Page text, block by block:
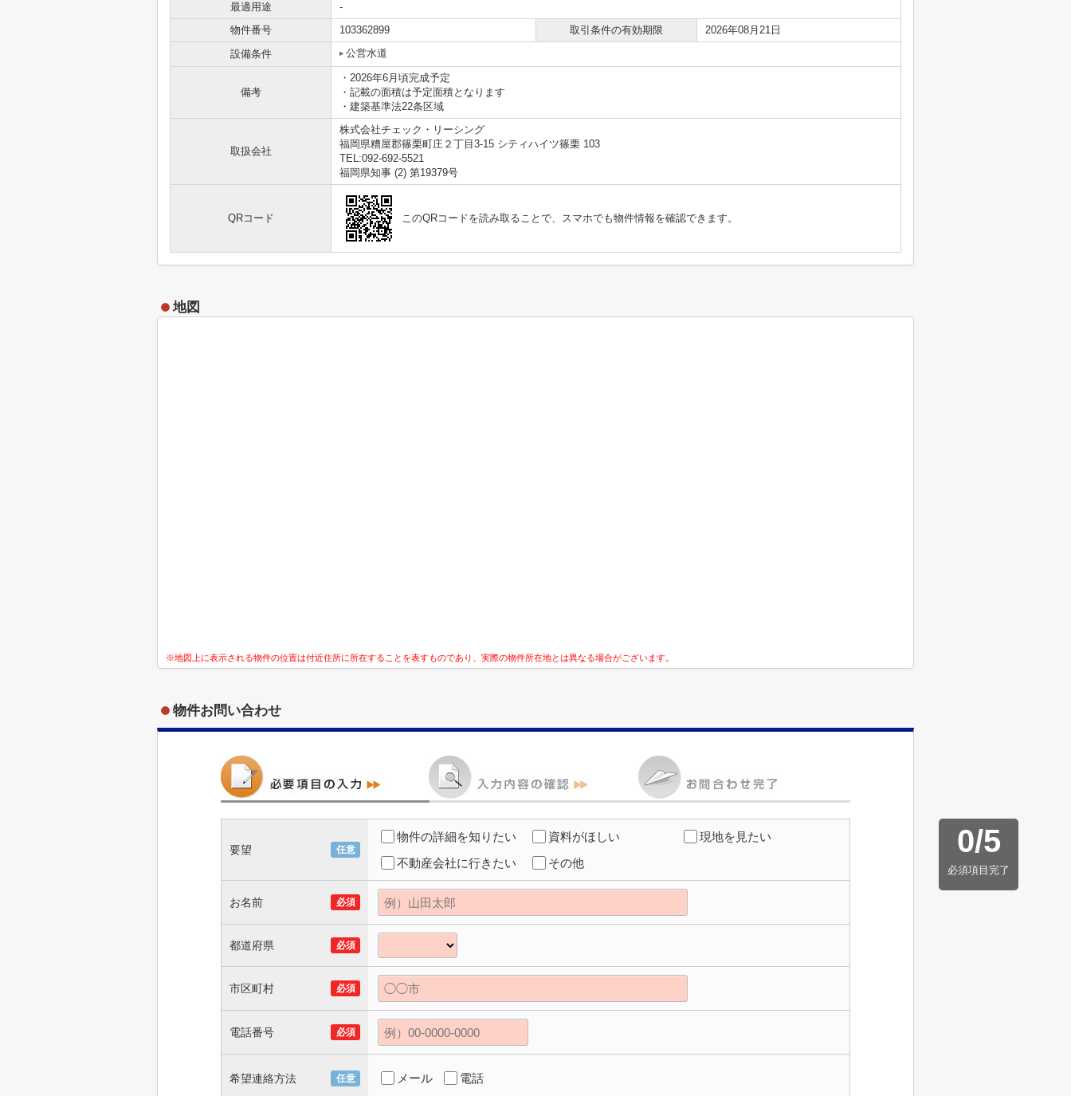
最適用途
-
物件番号
103362899 取引条件の有効期限
2026年08月21日
設備条件
公営水道
備考
・2026年6月頃完成予定
・記載の面積は予定面積となります
・建築基準法22条区域
取扱会社
株式会社チェック・リーシング
福岡県糟屋郡篠栗町庄２丁目3-15 シティハイツ篠栗 103
TEL:092-692-5521
福岡県知事 (2) 第19379号
QRコード このQRコードを読み取ることで、スマホでも物件情報を確認できます。
地図
※地図上に表示される物件の位置は付近住所に所在することを表すものであり、実際の物件所在地とは異なる場合がございます。
物件お問い合わせ
0/5
必須項目完了
要望 任意
物件の詳細を知りたい 資料がほしい
現地を見たい
不動産会社に行きたい
その他
お名前 必須
都道府県 必須
市区町村 必須
電話番号 必須
希望連絡方法 任意 メール 電話